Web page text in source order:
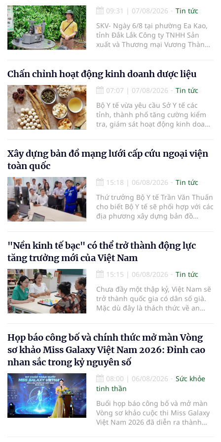
09:31 | 07/08/2026
Tin tức
SKV- Ngày 6/8 tại phường Ea Kao,
tỉnh Đắk Lắk Công ty TNHH Sản
xuất và Thương mại Vương Thành
tham gia của các chủ doanh
nghiệp, chủ quán cà phê, hợp tác
xã, người làm nông nghiệp và
những người yêu thích cà phê.
Chấn chỉnh hoạt động kinh doanh dược liệu
07:07 | 07/08/2026
Tin tức
Bộ Y tế vừa yêu cầu Sở Y tế các
tỉnh, thành phố tăng cường kiểm
tra, giám sát hoạt động kinh doanh
Xây dựng bản đồ mạng lưới cấp cứu ngoại viện
toàn quốc
15:18 | 06/08/2026
Tin tức
Thứ trưởng Bộ Y tế Trần Văn Thuấn
cho biết Bộ Y tế sẽ phối hợp với các
địa phương xây dựng bản đồ
thiện cơ chế tài chính và đa dạng
hóa phương tiện nhằm nâng cao
năng lực cấp cứu trước viện trên
phạm vi cả nước.
"Nền kinh tế bạc" có thể trở thành động lực
tăng trưởng mới của Việt Nam
15:15 | 06/08/2026
Tin tức
Chưa đầy một thập kỷ, Việt Nam sẽ
trở thành quốc gia có dân số già.
Mặc dù đây là thách thức về an
có giá trị hàng tỷ USD.
Họp báo công bố và chính thức mở màn Vòng
sơ khảo Miss Galaxy Việt Nam 2026: Đỉnh cao
nhan sắc trong kỷ nguyên số
08:00 | 06/08/2026
Sức khỏe
tinh thần
Buổi họp báo công bố và mở màn
Vòng sơ khảo cuộc thi Miss Galaxy
Việt Nam 2026 đã diễn ra thành